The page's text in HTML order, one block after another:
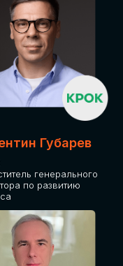
Губарев
генерального
по развитию